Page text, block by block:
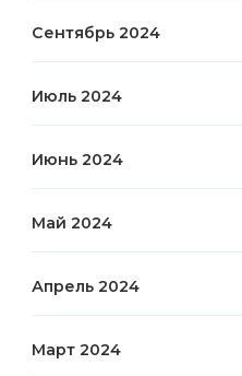
Сентябрь 2024
Июль 2024
Июнь 2024
Май 2024
Апрель 2024
Март 2024